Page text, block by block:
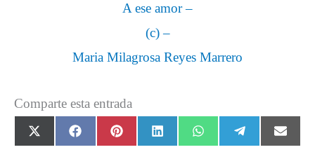
A ese amor –
(c) –
Maria Milagrosa Reyes Marrero
Comparte esta entrada
Compartir
X
Compartir
F
Compartir
P
Compartir
L
Compartir
W
Compartir
E